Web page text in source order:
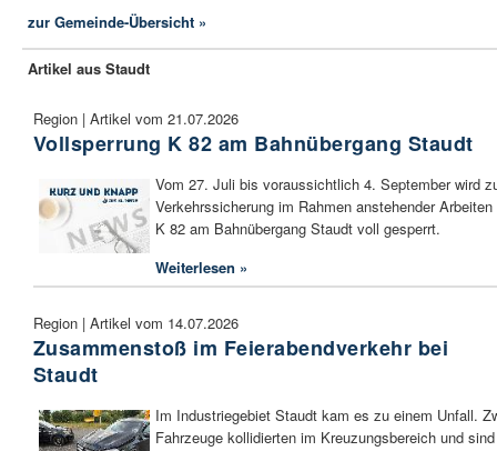
zur Gemeinde-Übersicht »
Artikel aus Staudt
Region | Artikel vom 21.07.2026
Vollsperrung K 82 am Bahnübergang Staudt
Vom 27. Juli bis voraussichtlich 4. September wird
Verkehrssicherung im Rahmen anstehender Arbeiten
K 82 am Bahnübergang Staudt voll gesperrt.
Weiterlesen »
Region | Artikel vom 14.07.2026
Zusammenstoß im Feierabendverkehr bei
Staudt
Im Industriegebiet Staudt kam es zu einem Unfall.
Fahrzeuge kollidierten im Kreuzungsbereich und sind